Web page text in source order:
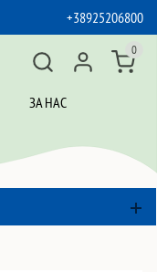
+38925206800
ЗА НАС
0